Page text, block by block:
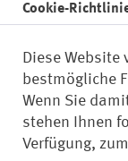
Cookie-
Diese Website
bestmögliche
Wenn Sie
stehen Ihnen
Verfügung,